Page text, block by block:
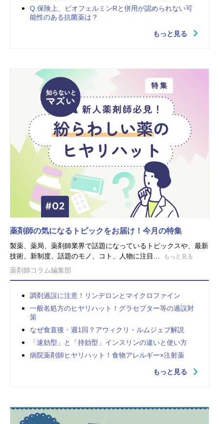
Q.保険上、ビオフェルミンRと併用が認められない可
能性のある抗菌薬は？
もっと見る
薬剤師の気になるトピックをお届け！今月の特集
製薬、薬局、薬剤師業界で話題になっているトピックスや、最新
技術、新制度、話題のモノ、コト、人物に注目...
もっと見る
薬剤師コラム編集部
調剤過誤に注意！リンデロンとマイクロファイン
一般名処方のヒヤリハット！グラセプター等の過誤対
策
なぜ食直後・週1回？アウィクリ・ルムジェブ解説
「速効型」と「持効型」インスリンの違いと使い方
病院薬剤師ヒヤリハット！食物アレルギー×注射薬
もっと見る